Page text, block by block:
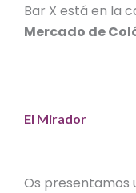
Bar X está en la
Mercado de
El Mirador
Os presentamos